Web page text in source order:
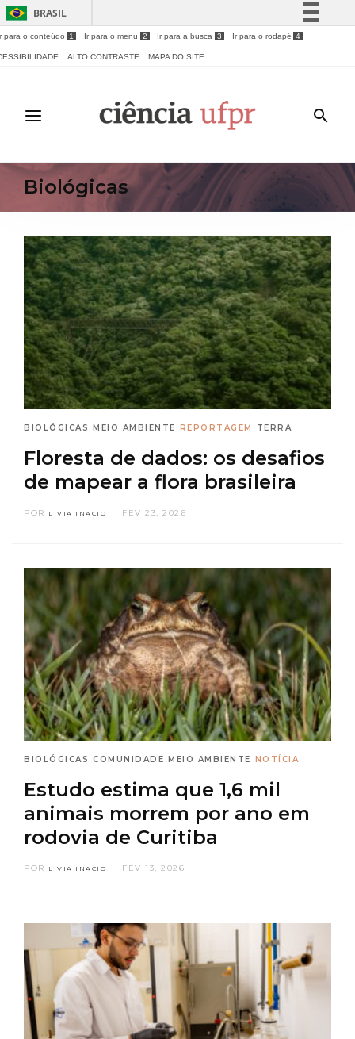
BRASIL
Simplifique!
Acesso à informação
Legislação
para o conteúdo 1 Ir para o menu 2 Ir para a busca 3 Ir para o rodapé 4
ALTO CONTRASTE MAPA DO SITE
Biológicas
BIOLÓGICAS MEIO AMBIENTE REPORTAGEM TERRA
Floresta de dados: os desafios
de mapear a flora brasileira
POR LIVIA INACIO FEV 23, 2026
BIOLÓGICAS COMUNIDADE MEIO AMBIENTE NOTÍCIA
Estudo estima que 1,6 mil
animais morrem por ano em
rodovia de Curitiba
POR LIVIA INACIO FEV 13, 2026